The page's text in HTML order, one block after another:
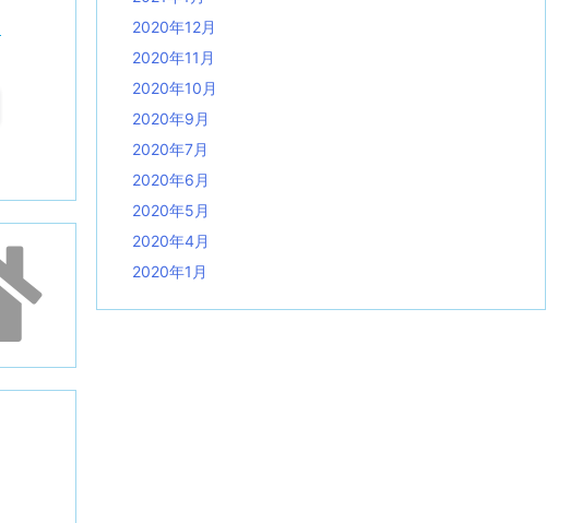
2020年12月
2020年11月
2020年10月
2020年9月
2020年7月
2020年6月
2020年5月
2020年4月
2020年1月